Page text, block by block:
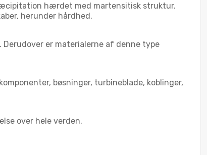
hærdet med martensitisk struktur.
herunder hårdhed.
er materialerne af denne type
bøsninger, turbineblade, koblinger,
over hele verden.